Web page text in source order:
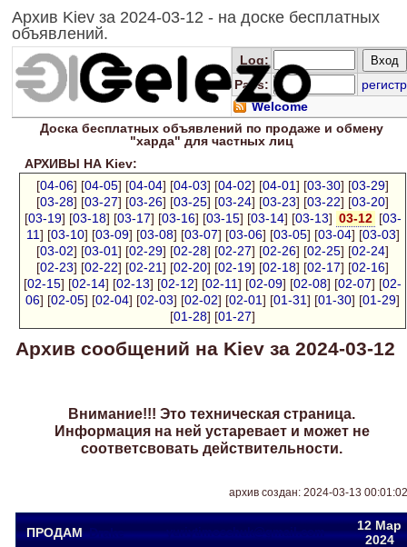
Архив Kiev за 2024-03-12 - на доске бесплатных
объявлений.
Log:
Pass:
регистр
Welcome
Доска бесплатныхобъявлений по продаже и обмену
"харда" для частных лиц
АРХИВЫ НА Kiev:
[04-06] [04-05] [04-04] [04-03] [04-02] [04-01] [03-30] [03-29]
[03-28] [03-27] [03-26] [03-25] [03-24] [03-23] [03-22] [03-20]
[03-19] [03-18] [03-17] [03-16] [03-15] [03-14] [03-13] 03-12 [03-
11] [03-10] [03-09] [03-08] [03-07] [03-06] [03-05] [03-04] [03-03]
[03-02] [03-01] [02-29] [02-28] [02-27] [02-26] [02-25] [02-24]
[02-23] [02-22] [02-21] [02-20] [02-19] [02-18] [02-17] [02-16]
[02-15] [02-14] [02-13] [02-12] [02-11] [02-09] [02-08] [02-07] [02-
06] [02-05] [02-04] [02-03] [02-02] [02-01] [01-31] [01-30] [01-29]
[01-28] [01-27]
Архив сообщений на Kiev за 2024-03-12
Внимание!!! Это техническая страница.
Информация на ней устаревает и может не
соответсвовать действительности.
архив создан: 2024-03-13 00:01:02
ПРОДАМ Drake yuriytimoschuk@gmail.com
12 Мар
2024